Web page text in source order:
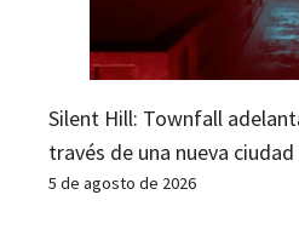
Silent Hill: Townfall
través de una nueva
5 de agosto de 2026